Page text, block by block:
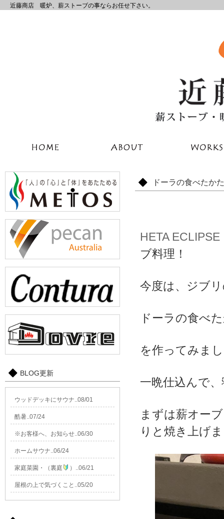
近藤商店 暖炉、薪ストーブの事ならお任せ下さい。
ドーラの食べたか
HETA ECLIPSE
ブ料理！
今度は、ジブ
ドーラの食べ
を作ってみま
一晩仕込んで
まずは薪オー
りと焼き上げ
BLOG更新
ウッドデッキにサウナ..08/01
酷暑..07/24
※お客様へ、お知らせ..06/30
ホームサウナ..06/24
家庭菜園・（裏庭 ）..06/21
屋根の上で気づくこと..05/20